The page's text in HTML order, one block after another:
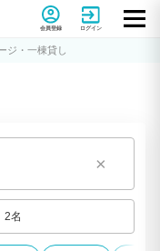
タビルモ)
会員登録 ログイン
ジ・一棟貸し
×
2名